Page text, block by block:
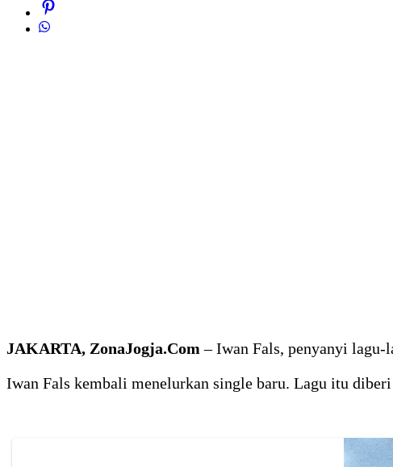
JAKARTA, ZonaJogja.Com – Iwan Fals, penyanyi lagu-
Iwan Fals kembali menelurkan single baru. Lagu itu